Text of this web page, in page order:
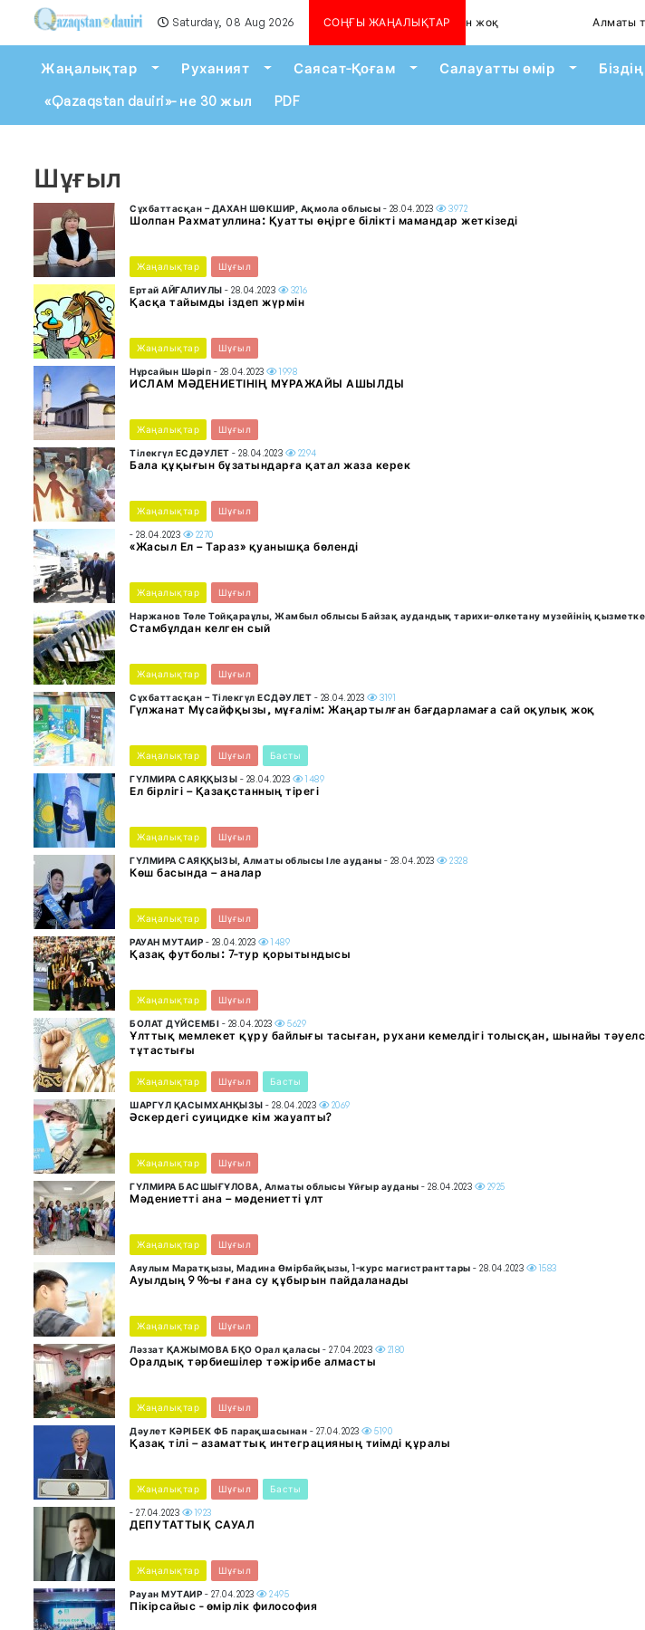
Saturday, 08 Aug 2026 СОҢҒЫ ЖАҢАЛЫҚТАР
Алматыда көшкін қаупі сейілген жоқ Алматы
Жаңалықтар Toggle Dropdown
Руханият Toggle Dropdown
Саясат-Қоғам Toggle Dropdown
Салауатты өмір Toggle
«Qazaqstan dauiri»- не 30 жыл
PDF
Шұғыл
Сұхбаттасқан – ДАХАН ШӨКШИР, Ақмола облысы - 28.04.2023 3972
Шолпан Рахматуллина: Қуатты өңірге білікті мамандар жеткізеді
Жаңалықтар Шұғыл
Ертай АЙҒАЛИҰЛЫ - 28.04.2023 3216
Қасқа тайымды іздеп жүрмін
Жаңалықтар Шұғыл
Нұрсайын Шәріп - 28.04.2023 1998
ИСЛАМ МӘДЕНИЕТІНІҢ МҰРАЖАЙЫ АШЫЛДЫ
Жаңалықтар Шұғыл
Тілекгүл ЕСДӘУЛЕТ - 28.04.2023 2294
Бала құқығын бұзатындарға қатал жаза керек
Жаңалықтар Шұғыл
- 28.04.2023 2270
«Жасыл Ел – Тараз» қуанышқа бөленді
Жаңалықтар Шұғыл
Наржанов Төле Тойқараұлы, Жамбыл облысы Байзақ аудандық тарихи-өлкетану музейінің
Стамбұлдан келген сый
Жаңалықтар Шұғыл
Сұхбаттасқан – Тілекгүл ЕСДӘУЛЕТ - 28.04.2023 3191
Гүлжанат Мұсайфқызы, мұғалім: Жаңартылған бағдарламаға сай оқулық жоқ
Жаңалықтар Шұғыл Басты
ГҮЛМИРА САЯҚҚЫЗЫ - 28.04.2023 1489
Ел бірлігі – Қазақстанның тірегі
Жаңалықтар Шұғыл
ГҮЛМИРА САЯҚҚЫЗЫ, Алматы облысы Іле ауданы - 28.04.2023 2328
Көш басында – аналар
Жаңалықтар Шұғыл
РАУАН МУТАИР - 28.04.2023 1489
Қазақ футболы: 7-тур қорытындысы
Жаңалықтар Шұғыл
БОЛАТ ДҮЙСЕМБІ - 28.04.2023 5629
Ұлттық мемлекет құру байлығы тасыған, рухани кемелдігі толысқан, шынайы
тұтастығы
Жаңалықтар Шұғыл Басты
ШАРГҮЛ ҚАСЫМХАНҚЫЗЫ - 28.04.2023 2069
Әскердегі суицидке кім жауапты?
Жаңалықтар Шұғыл
ГҮЛМИРА БАСШЫҒҰЛОВА, Алматы облысы Ұйғыр ауданы - 28.04.2023 2925
Мәдениетті ана – мәдениетті ұлт
Жаңалықтар Шұғыл
Аяулым Маратқызы, Мадина Өмірбайқызы, 1-курс магистранттары - 28.04.2023 1583
Ауылдың 9 %-ы ғана су құбырын пайдаланады
Жаңалықтар Шұғыл
Ләззат ҚАЖЫМОВА БҚО Орал қаласы - 27.04.2023 2180
Оралдық тәрбиешілер тәжірибе алмасты
Жаңалықтар Шұғыл
Дәулет КӘРІБЕК ФБ парақшасынан - 27.04.2023 5190
Қазақ тілі – азаматтық интеграцияның тиімді құралы
Жаңалықтар Шұғыл Басты
- 27.04.2023 1923
ДЕПУТАТТЫҚ САУАЛ
Жаңалықтар Шұғыл
Рауан МУТАИР - 27.04.2023 2495
Пікірсайыс - өмірлік философия